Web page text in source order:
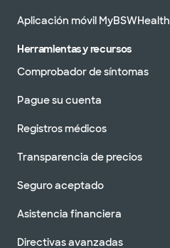
Aplicación móvil MyBSWHealth
Herramientas y recursos
Comprobador de síntomas
Pague su cuenta
Registros médicos
Transparencia de precios
Seguro aceptado
Asistencia financiera
Directivas avanzadas